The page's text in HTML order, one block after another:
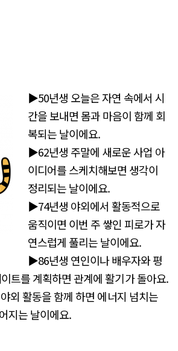
▶50년생 오늘은 자연 속에서 시
간을 보내면 몸과 마음이 함께 회
복되는 날이에요.
▶62년생 주말에 새로운 사업 아
이디어를 스케치해보면 생각이
정리되는 날이에요.
▶74년생 야외에서 활동적으로
움직이면 이번 주 쌓인 피로가 자
연스럽게 풀리는 날이에요.
▶86년생 연인이나 배우자와 평
트를 계획하면 관계에 활기가 돌아요.
외 활동을 함께 하면 에너지 넘치는
지는 날이에요.